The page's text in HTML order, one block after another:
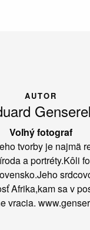
AUTOR
Voľný fotograf
tvorby je najmä
a portréty.Kôli
Afrika,kam sa v
vracia.